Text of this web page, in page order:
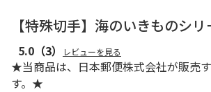
【特殊切手】海のいきものシ
5.0 （3） レビューを見る
★当商品は、日本郵便株式会社が販売
す。★